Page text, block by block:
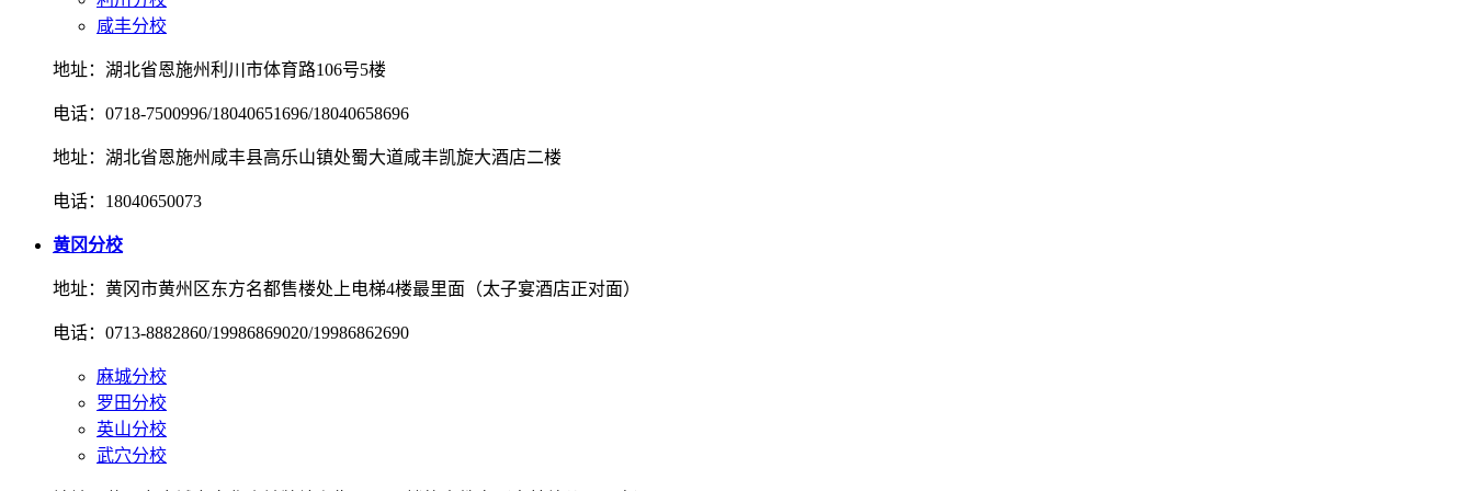
咸丰分校
地址：湖北省恩施州利川市体育路106号5楼
电话：0718-7500996/18040651696/18040658696
地址：湖北省恩施州咸丰县高乐山镇处蜀大道咸丰凯旋大酒店二楼
电话：18040650073
黄冈分校
地址：黄冈市黄州区东方名都售楼处上电梯4楼最里面（太子宴酒店正对面）
电话：0713-8882860/19986869020/19986862690
麻城分校
罗田分校
英山分校
武穴分校